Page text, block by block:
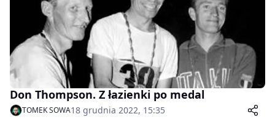
Don Thompson. Z łazienki po medal
TOMEK SOWA18 grudnia 2022, 15:35